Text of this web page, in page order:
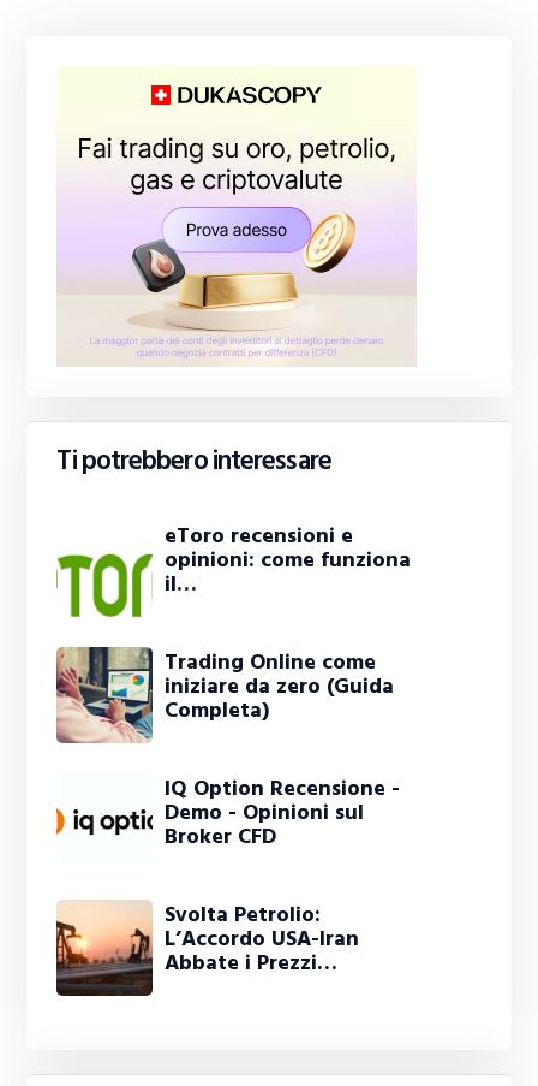
Ti potrebbero interessare
eToro recensioni e
opinioni: come funziona
il…
Trading Online come
iniziare da zero (Guida
Completa)
IQ Option Recensione -
Demo - Opinioni sul
Broker CFD
Svolta Petrolio:
L’Accordo USA-Iran
Abbate i Prezzi…